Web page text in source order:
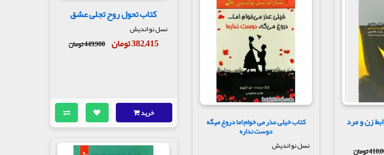
زن و مرد
تومان
کتاب خیلی عذر می خوام اما دروغ میگه
دوست نداره
نسل نو اندیش
کتاب تحول روح تجلی عشق
نسل نو اندیش
382,415 تومان 449,900 تومان
خرید